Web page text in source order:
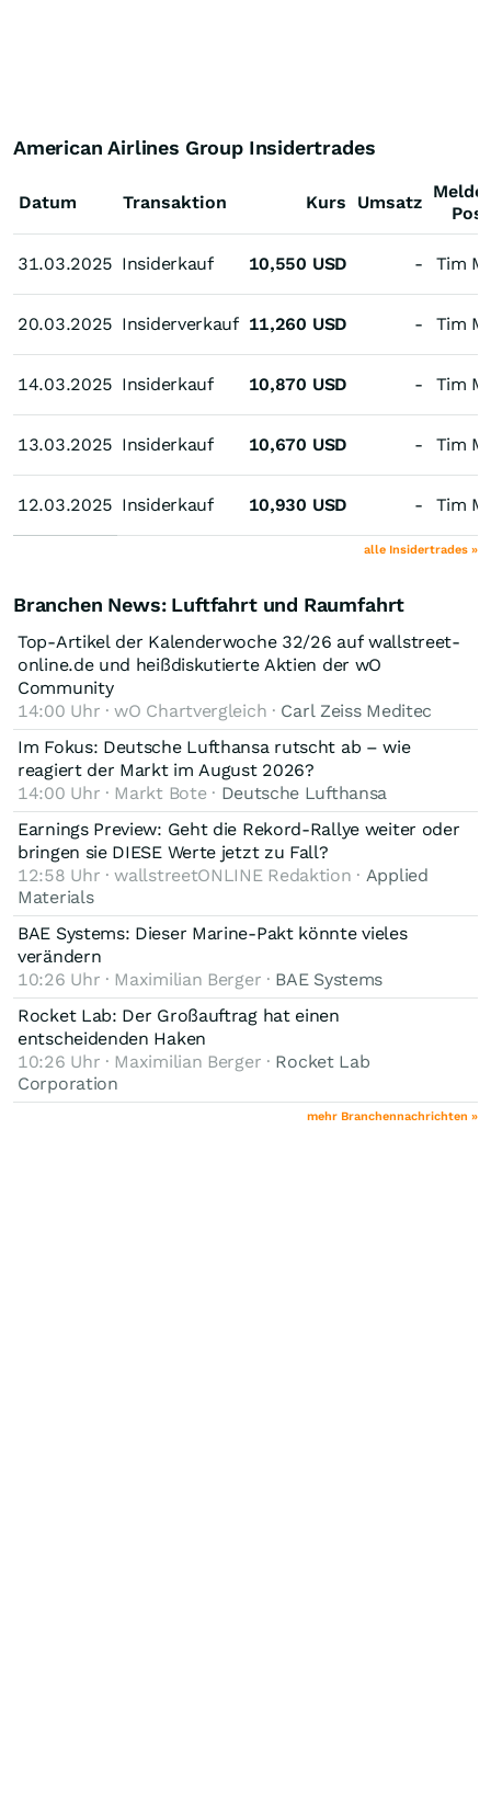
American Airlines Group Insidertrades
Datum
31.03.2025
20.03.2025
14.03.2025
13.03.2025
12.03.2025
Transaktion Kurs Umsatz
31.03.2025 Insiderkauf 10,550 USD - Tim
20.03.2025 Insiderverkauf 11,260 USD - Tim
14.03.2025 Insiderkauf 10,870 USD - Tim
13.03.2025 Insiderkauf 10,670 USD - Tim
12.03.2025 Insiderkauf 10,930 USD - Tim
alle Insidertrades »
Branchen News: Luftfahrt und Raumfahrt
Top-Artikel der Kalenderwoche 32/26 auf wallstreet-
online.de und heißdiskutierte Aktien der wO
Community
14:00 Uhr · wO Chartvergleich · Carl Zeiss Meditec
Im Fokus: Deutsche Lufthansa rutscht ab – wie
reagiert der Markt im August 2026?
14:00 Uhr · Markt Bote · Deutsche Lufthansa
Earnings Preview: Geht die Rekord-Rallye weiter oder
bringen sie DIESE Werte jetzt zu Fall?
12:58 Uhr · wallstreetONLINE Redaktion · Applied
Materials
BAE Systems: Dieser Marine-Pakt könnte vieles
verändern
10:26 Uhr · Maximilian Berger · BAE Systems
Rocket Lab: Der Großauftrag hat einen
entscheidenden Haken
10:26 Uhr · Maximilian Berger · Rocket Lab
Corporation
mehr Branchennachrichten »